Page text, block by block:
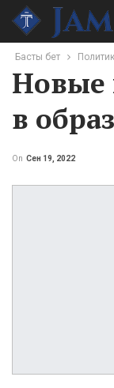
Басты бет
Новые
в
On Сен 19, 2022